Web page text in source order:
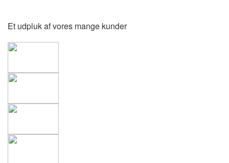
Et udpluk af vores mange kunder